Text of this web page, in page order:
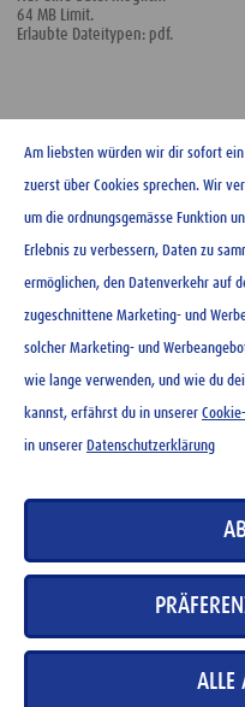
64 MB Limit.
Erlaubte Dateitypen: pdf.
KONTAKT
NEWSLETTER
NUTZUNGSBEDINGUNGEN
DATENSCHUTZERKLÄRUNG
COOKIE-RICHTLINIEN
KARRIERE
Am liebsten würden wir dir sofort
zuerst über Cookies sprechen. Wir
um die ordnungsgemässe Funktion
Erlebnis zu verbessern, Daten zu
ermöglichen, den Datenverkehr auf
zugeschnittene Marketing- und
solcher Marketing- und
wie lange verwenden, und wie du
kannst, erfährst du in unserer
in unserer Datenschutzerklärung
ALLE